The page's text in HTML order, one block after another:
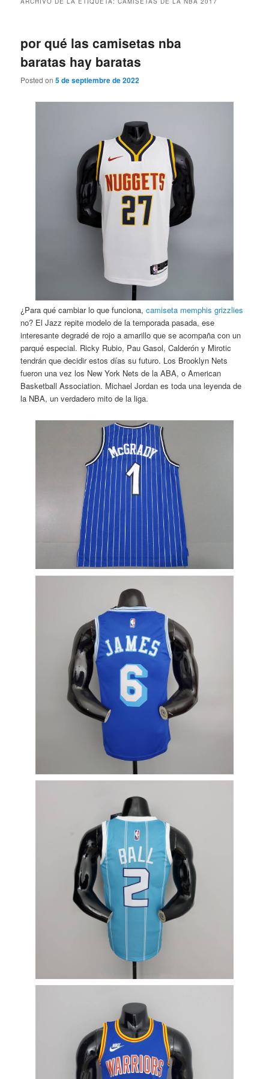
por qué las camisetas nba
baratas hay baratas
Posted on5 de septiembre de 2022
¿Para qué cambiar lo que funciona,camiseta memphis grizzlies
no? El Jazz repite modelo de la temporada pasada, ese
interesante degradé de rojo a amarillo que se acompaña con un
parqué especial. Ricky Rubio, Pau Gasol, Calderón y Mirotic
tendrán que decidir estos días su futuro. Los Brooklyn Nets
fueron una vez los New York Nets de la ABA, o American
Basketball Association. Michael Jordan es toda una leyenda de
la NBA, un verdadero mito de la liga.